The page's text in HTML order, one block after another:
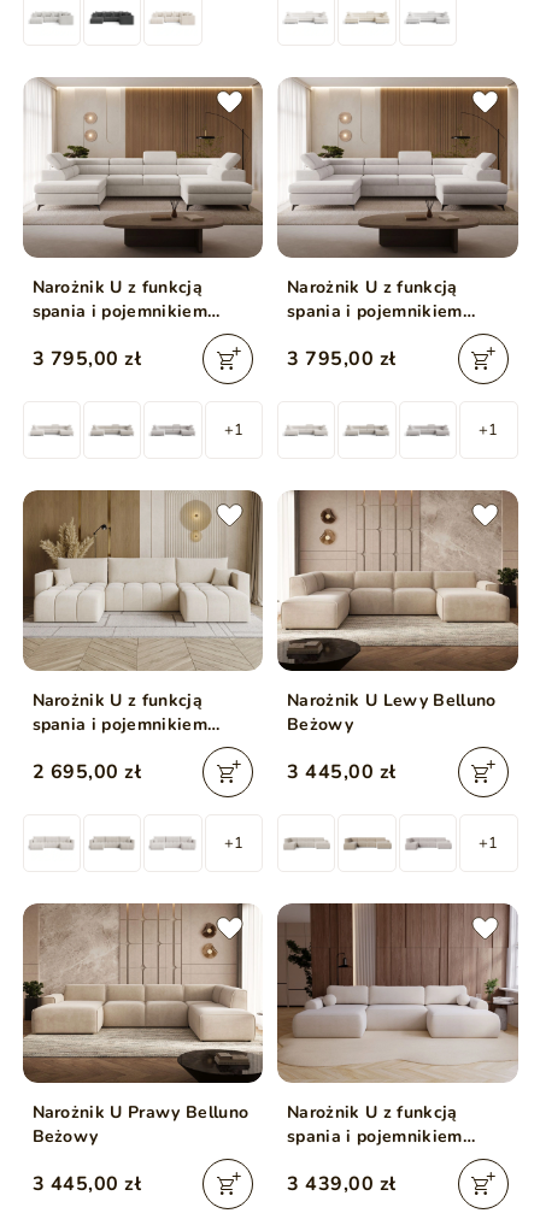
Narożnik U z funkcją
spania i pojemnikiem
3 795,00 zł
+1
Narożnik U z funkcją
spania i pojemnikiem
3 795,00 zł
+1
Narożnik U z funkcją
spania i pojemnikiem
2 695,00 zł
+1
Narożnik U Lewy Belluno
Beżowy
3 445,00 zł
+1
Narożnik U Prawy Belluno
Beżowy
3 445,00 zł
Narożnik U z funkcją
spania i pojemnikiem
3 439,00 zł